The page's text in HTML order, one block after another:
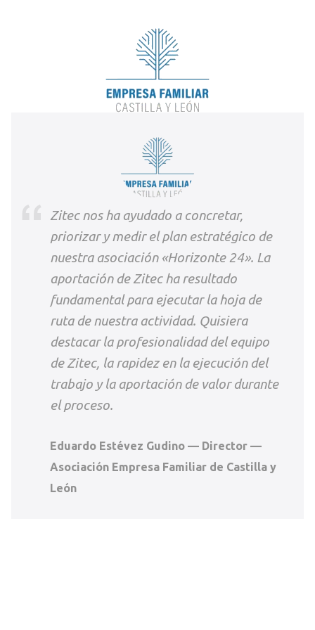
Zitec nos ha ayudado a concretar,
priorizar y medir el plan estratégico de
nuestra asociación «Horizonte 24». La
aportación de Zitec ha resultado
fundamental para ejecutar la hoja de
ruta de nuestra actividad. Quisiera
destacar la profesionalidad del equipo
de Zitec, la rapidez en la ejecución del
trabajo y la aportación de valor durante
el proceso.
Eduardo Estévez Gudino — Director —
Asociación Empresa Familiar de Castilla y
León